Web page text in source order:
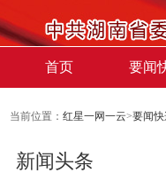
首页 要闻
当前位置： 红星一网一云>要闻快
新闻头条